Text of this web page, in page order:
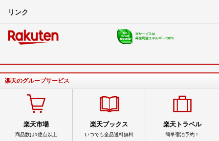
リンク
楽天のグループサービス
楽天市場
商品数は1億点以上
楽天ブックス
いつでも全品送料無料
楽天トラベル
簡単宿泊予約！